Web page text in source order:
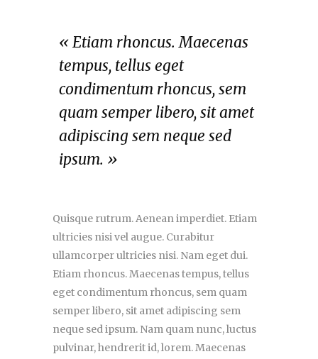
« Etiam rhoncus. Maecenas
tempus, tellus eget
condimentum rhoncus, sem
quam semper libero, sit amet
adipiscing sem neque sed
ipsum. »
Quisque rutrum. Aenean imperdiet. Etiam
ultricies nisi vel augue. Curabitur
ullamcorper ultricies nisi. Nam eget dui.
Etiam rhoncus. Maecenas tempus, tellus
eget condimentum rhoncus, sem quam
semper libero, sit amet adipiscing sem
neque sed ipsum. Nam quam nunc, luctus
pulvinar, hendrerit id, lorem. Maecenas